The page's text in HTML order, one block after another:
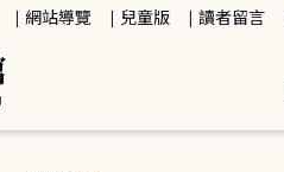
網站導覽 兒童版 讀者留言